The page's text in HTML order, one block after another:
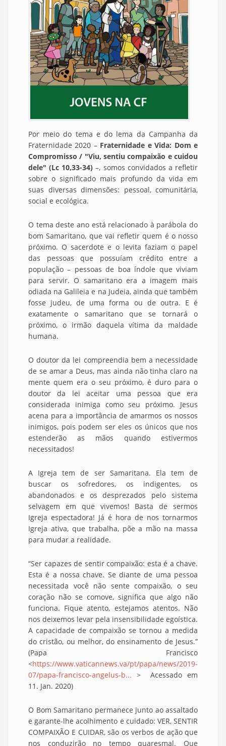
Por meio do tema e do lema da Campanha da
Fraternidade 2020 – Fraternidade e Vida: Dom e
Compromisso / "Viu, sentiu compaixão e cuidou
dele" (Lc 10,33-34)–, somos convidados a refletir
sobre o significado mais profundo da vida em
suas diversas dimensões: pessoal, comunitária,
social e ecológica.
O tema deste ano está relacionado à parábola do
bom Samaritano, que vai refletir quem é o nosso
próximo. O sacerdote e o levita faziam o papel
das pessoas que possuíam crédito entre a
população – pessoas de boa índole que viviam
para servir. O samaritano era a imagem mais
odiada na Galileia e na Judeia, ainda que também
fosse judeu, de uma forma ou de outra. E é
exatamente o samaritano que se tornará o
próximo, o irmão daquela vítima da maldade
humana.
O doutor da lei compreendia bem a necessidade
de se amar a Deus, mas ainda não tinha claro na
mente quem era o seu próximo, é duro para o
doutor da lei aceitar uma pessoa que era
considerada inimiga como seu próximo. Jesus
acena para a importância de amarmos os nossos
inimigos, pois podem ser eles os únicos que nos
estenderão as mãos quando estivermos
necessitados!
A Igreja tem de ser Samaritana. Ela tem de
buscar os sofredores, os indigentes, os
abandonados e os desprezados pelo sistema
selvagem em que vivemos! Basta de sermos
Igreja espectadora! Já é hora de nos tornarmos
Igreja ativa, que trabalha, põe a mão na massa
para mudar a realidade.
“Ser capazes de sentir compaixão: esta é a chave.
Esta é a nossa chave. Se diante de uma pessoa
necessitada você não sente compaixão, o seu
coração não se comove, significa que algo não
funciona. Fique atento, estejamos atentos. Não
nos deixemos levar pela insensibilidade egoística.
A capacidade de compaixão se tornou a medida
do cristão, ou melhor, do ensinamento de Jesus.”
(Papa Francisco
<https://www.vaticannews.va/pt/papa/news/2019-
07/papa-francisco-angelus-b... > Acessado em
11. Jan. 2020)
O Bom Samaritano permanece junto ao assaltado
e garante-lhe acolhimento e cuidado: VER, SENTIR
COMPAIXÃO E CUIDAR, são os verbos de ação que
nos conduzirão no tempo quaresmal. Que